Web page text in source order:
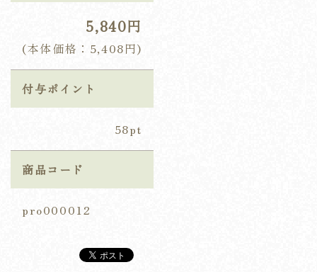
5,840円
(本体価格：5,408円)
付与ポイント
58pt
商品コード
pro000012